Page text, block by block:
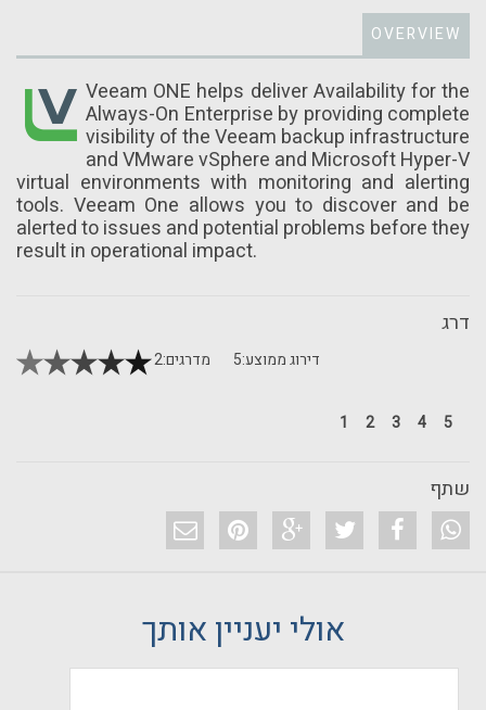
OVERVIEW
Veeam ONE helps deliver Availability for the
Always-On Enterprise by providing complete
visibility of the Veeam backup infrastructure
and VMware vSphere and Microsoft Hyper-V
virtual environments with monitoring and alerting
tools. Veeam One allows you to discover and be
alerted to issues and potential problems before they
result in operational impact.
דרג
דירוג ממוצע:5 מדרגים:2
5
4
3
2
1
שתף
אולי יעניין אותך